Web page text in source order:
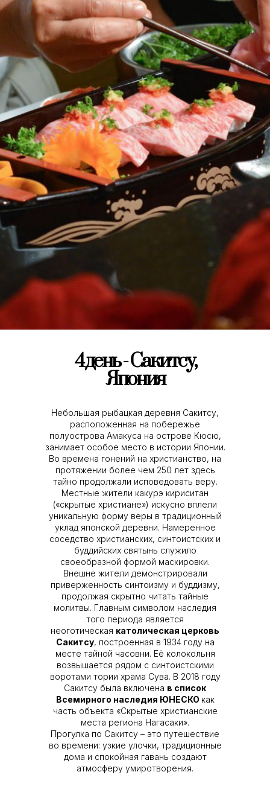
4 день - Сакитсу,
Япония
Небольшая рыбацкая деревня Сакитсу,
расположенная на побережье
полуострова Амакуса на острове Кюсю,
занимает особое место в истории Японии.
Во времена гонений на христианство, на
протяжении более чем 250 лет здесь
тайно продолжали исповедовать веру.
Местные жители какурэ кириситан
(«скрытые христиане») искусно вплели
уникальную форму веры в традиционный
уклад японской деревни. Намеренное
соседство христианских, синтоистских и
буддийских святынь служило
своеобразной формой маскировки.
Внешне жители демонстрировали
приверженность синтоизму и буддизму,
продолжая скрытно читать тайные
молитвы. Главным символом наследия
того периода является
неоготическая католическая церковь
Сакитсу, построенная в 1934 году на
месте тайной часовни. Её колокольня
возвышается рядом с синтоистскими
воротами тории храма Сува. В 2018 году
Сакитсу была включена в список
Всемирного наследия ЮНЕСКО как
часть объекта «Скрытые христианские
места региона Нагасаки».
Прогулка по Сакитсу – это путешествие
во времени: узкие улочки, традиционные
дома и спокойная гавань создают
атмосферу умиротворения.